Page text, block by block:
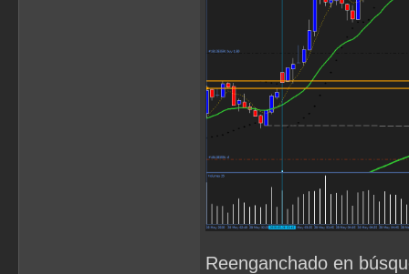
Reenganchado en